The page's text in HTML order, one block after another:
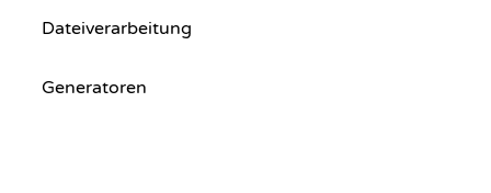
Dateiverarbeitung
Generatoren